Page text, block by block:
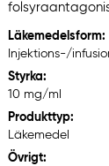
Läkemedelsform:
Injektions-/
Styrka:
10 mg/ml
Produkttyp:
Läkemedel
Övrigt: